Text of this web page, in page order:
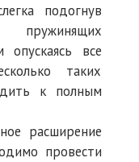
подогнув
пружинящих
все
таких
к полным
расширение
провести